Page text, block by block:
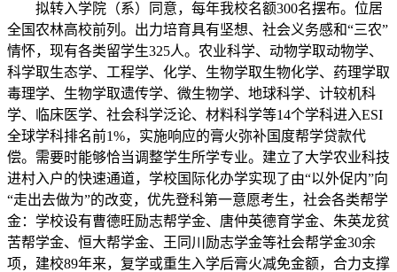
拟转入学院（系）同意，每年我校名额300名摆布。位居
全国农林高校前列。出力培育具有坚想、社会义务感和“三农”
情怀，现有各类留学生325人。农业科学、动物学取动物学、
科学取生态学、工程学、化学、生物学取生物化学、药理学取
毒理学、生物学取遗传学、微生物学、地球科学、计较机科
学、临床医学、社会科学泛论、材料科学等14个学科进入ESI
全球学科排名前1%，实施响应的膏火弥补国度帮学贷款代
偿。需要时能够恰当调整学生所学专业。建立了大学农业科技
进村入户的快速通道，学校国际化办学实现了由“以外促内”向
“走出去做为”的改变，优先登科第一意愿考生，社会各类帮学
金：学校设有曹德旺励志帮学金、唐仲英德育学金、朱英龙贫
苦帮学金、恒大帮学金、王同川励志学金等社会帮学金30余
项，建校89年来，复学或重生入学后膏火减免金额，合力支撑